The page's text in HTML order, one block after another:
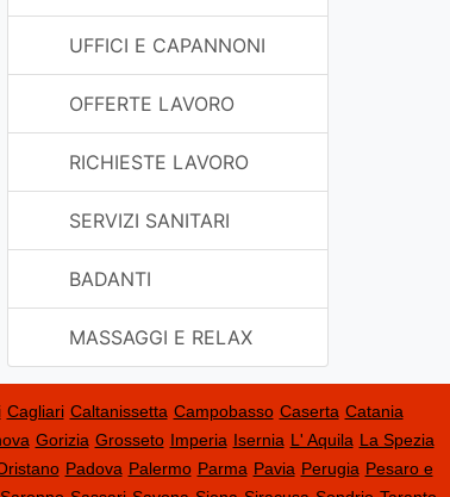
UFFICI E CAPANNONI
OFFERTE LAVORO
RICHIESTE LAVORO
SERVIZI SANITARI
BADANTI
MASSAGGI E RELAX
Cagliari Caltanissetta Campobasso Caserta Catania
Gorizia Grosseto Imperia Isernia L' Aquila La Spezia
Padova Palermo Parma Pavia Perugia Pesaro e